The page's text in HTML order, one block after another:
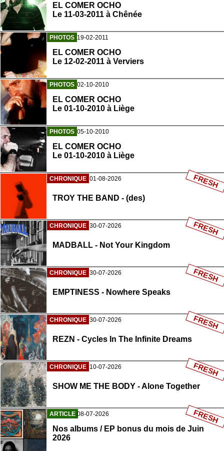
EL COMER OCHO
Le 11-03-2011 à Chênée
PHOTOS 19-02-2011
EL COMER OCHO
Le 12-02-2011 à Verviers
PHOTOS 02-10-2010
EL COMER OCHO
Le 01-10-2010 à Liège
PHOTOS 05-10-2010
EL COMER OCHO
Le 01-10-2010 à Liège
CHRONIQUE 01-08-2026
TROY THE BAND - (des)
FRESH
CHRONIQUE 30-07-2026
MADBALL - Not Your Kingdom
FRESH
CHRONIQUE 30-07-2026
EMPTINESS - Nowhere Speaks
FRESH
CHRONIQUE 30-07-2026
REZN - Cycles In The Infinite Dreams
FRESH
CHRONIQUE 10-07-2026
SHOW ME THE BODY - Alone Together
FRESH
ARTICLE 08-07-2026
Nos albums / EP bonus du mois de Juin
2026
FRESH